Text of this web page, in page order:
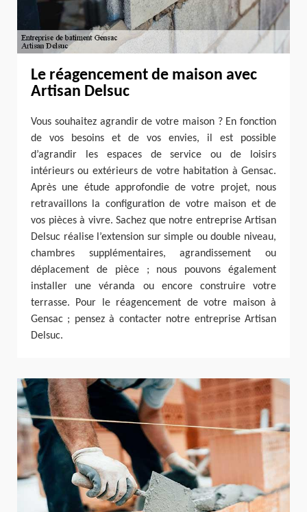
Le réagencement de maison avec
Artisan Delsuc
Vous souhaitez agrandir de votre maison ? En fonction
de vos besoins et de vos envies, il est possible
d’agrandir les espaces de service ou de loisirs
intérieurs ou extérieurs de votre habitation à Gensac.
Après une étude approfondie de votre projet, nous
retravaillons la configuration de votre maison et de
vos pièces à vivre. Sachez que notre entreprise Artisan
Delsuc réalise l’extension sur simple ou double niveau,
chambres supplémentaires, agrandissement ou
déplacement de pièce ; nous pouvons également
installer une véranda ou encore construire votre
terrasse. Pour le réagencement de votre maison à
Gensac ; pensez à contacter notre entreprise Artisan
Delsuc.